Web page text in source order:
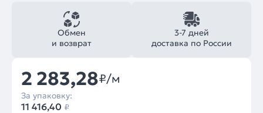
3-7 дней
доставка по России
Обмен
и возврат
2 283,28₽/м
За упаковку:
11 416,40 ₽